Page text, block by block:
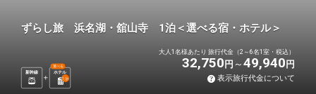
ずらし旅 浜名湖・舘山寺 1泊＜選べる宿・ホテル＞
新幹線 ホテル
選べる
1 泊
大人1名様あたり 旅行代金（2～6名1室・税込）
32,750 円 49,940 円
表示旅行代金について